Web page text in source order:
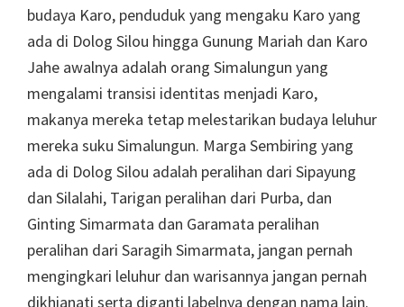
budaya Karo, penduduk yang mengaku Karo yang
ada di Dolog Silou hingga Gunung Mariah dan Karo
Jahe awalnya adalah orang Simalungun yang
mengalami transisi identitas menjadi Karo,
makanya mereka tetap melestarikan budaya leluhur
mereka suku Simalungun. Marga Sembiring yang
ada di Dolog Silou adalah peralihan dari Sipayung
dan Silalahi, Tarigan peralihan dari Purba, dan
Ginting Simarmata dan Garamata peralihan
peralihan dari Saragih Simarmata, jangan pernah
mengingkari leluhur dan warisannya jangan pernah
dikhianati serta diganti labelnya dengan nama lain.